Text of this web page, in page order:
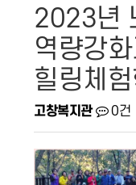
2023년
역량강
힐링체
고창복지관 0건